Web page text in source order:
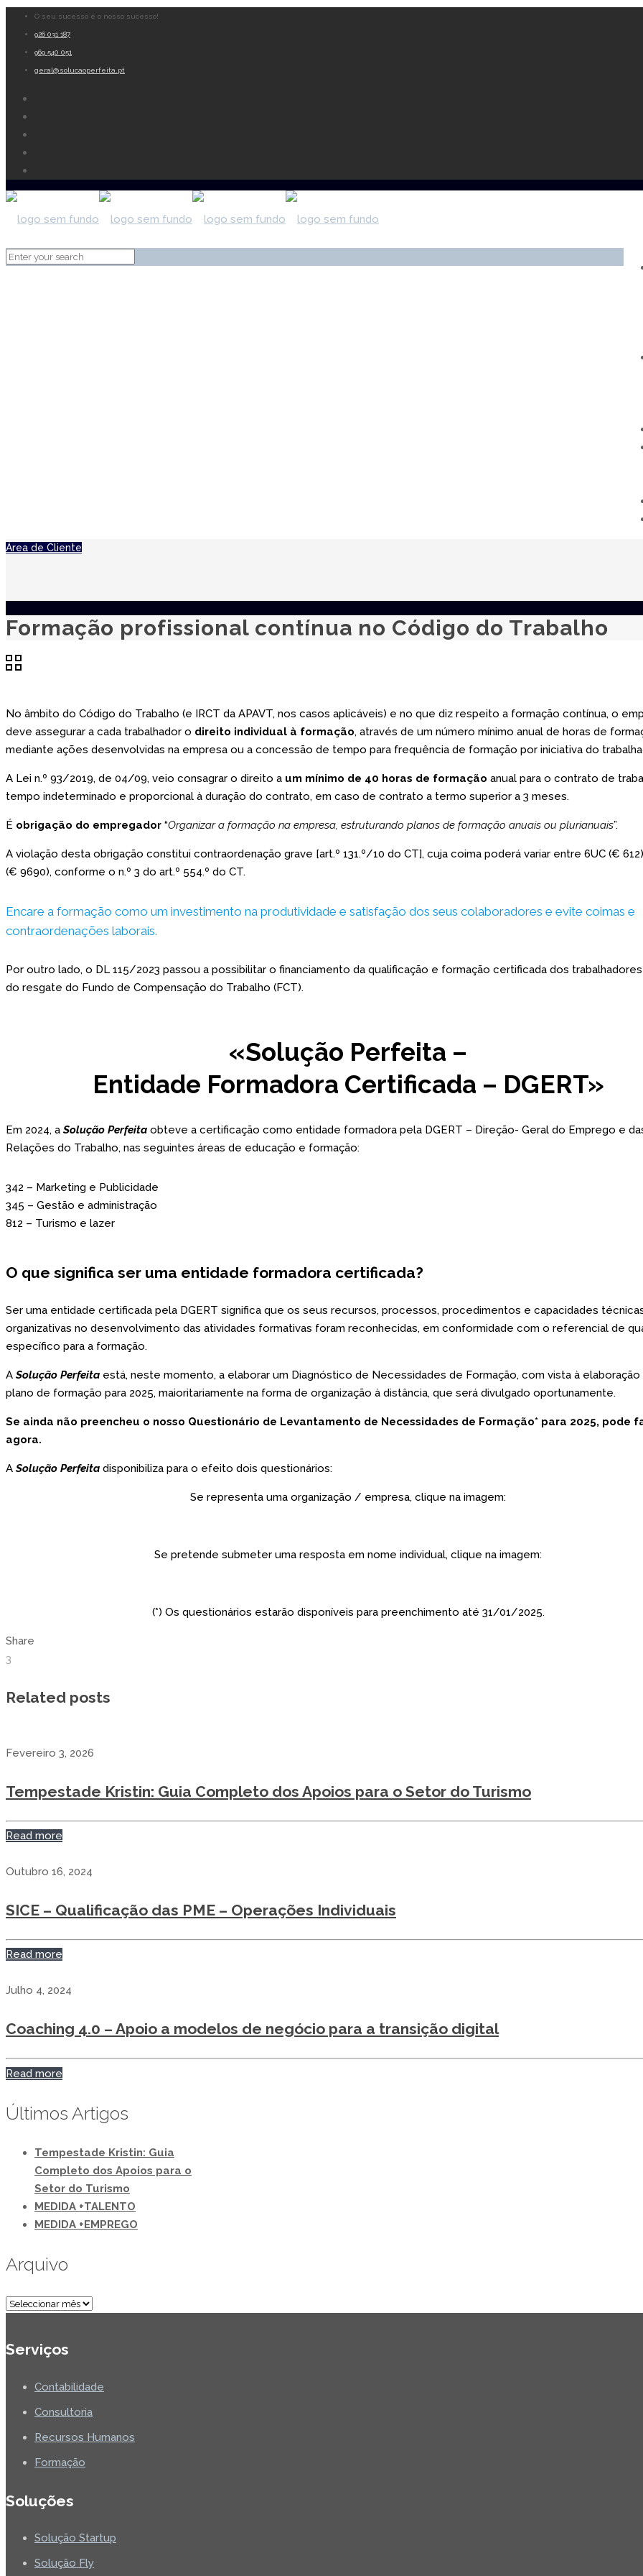
O seu sucesso é o nosso sucesso!
926 031 187
969 540 051
geral@solucaoperfeita.pt
Área de Cliente
Formação profissional contínua no Código do Trabalho
No âmbito do Código do Trabalho (e IRCT da APAVT, nos casos aplicáveis) e no que diz respeito a formação contínua, o
deve assegurar a cada trabalhador o direito individual à formação, através de um número mínimo anual de horas de
mediante ações desenvolvidas na empresa ou a concessão de tempo para frequência de formação por iniciativa do
A Lei n.º 93/2019, de 04/09, veio consagrar o direito a um mínimo de 40 horas de formação anual para o contrato de
tempo indeterminado e proporcional à duração do contrato, em caso de contrato a termo superior a 3 meses.
É obrigação do empregador “Organizar a formação na empresa, estruturando planos de formação anuais ou plurianuais”.
A violação desta obrigação constitui contraordenação grave [art.º 131.º/10 do CT], cuja coima poderá variar entre 6UC (€
(€ 9690), conforme o n.º 3 do art.º 554.º do CT.
Encare a formação como um investimento na produtividade e satisfação dos seus colaboradores e evite coimas e
contraordenações laborais.
Por outro lado, o DL 115/2023 passou a possibilitar o financiamento da qualificação e formação certificada dos
do resgate do Fundo de Compensação do Trabalho (FCT).
«Solução Perfeita –
Entidade Formadora Certificada – DGERT»
Em 2024, aSolução Perfeita obteve a certificação como entidade formadora pela DGERT – Direção- Geral do Emprego e
Relações do Trabalho, nas seguintes áreas de educação e formação:
342 – Marketing e Publicidade
345 – Gestão e administração
812 – Turismo e lazer
O que significa ser uma entidade formadora certificada?
Ser uma entidade certificada pela DGERT significa que os seus recursos, processos, procedimentos e capacidades
organizativas no desenvolvimento das atividades formativas foram reconhecidas, em conformidade com o referencial de
específico para a formação.
ASolução Perfeita está, neste momento, a elaborar um Diagnóstico de Necessidades de Formação, com vista à elaboração
plano de formação para 2025, maioritariamente na forma de organização à distância, que será divulgado oportunamente.
Se ainda não preencheu o nosso Questionário de Levantamento de Necessidades de Formação* para 2025, pode
agora.
ASolução Perfeita disponibiliza para o efeito dois questionários:
Se representa uma organização / empresa, clique na imagem:
Se pretende submeter uma resposta em nome individual, clique na imagem:
(*) Os questionários estarão disponíveis para preenchimento até 31/01/2025.
Share
3
Related posts
Fevereiro 3, 2026
Tempestade Kristin: Guia Completo dos Apoios para o Setor do Turismo
Read more
Outubro 16, 2024
SICE – Qualificação das PME – Operações Individuais
Read more
Julho 4, 2024
Coaching 4.0 – Apoio a modelos de negócio para a transição digital
Read more
Últimos Artigos
Tempestade Kristin: Guia
Completo dos Apoios para o
Setor do Turismo
MEDIDA +TALENTO
MEDIDA +EMPREGO
Arquivo
Arquivo
Serviços
Contabilidade
Consultoria
Recursos Humanos
Formação
Soluções
Solução Startup
Solução Fly